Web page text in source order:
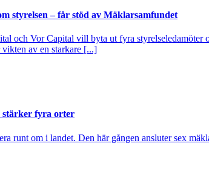
styrelsen – får stöd av Mäklarsamfundet
och Vor Capital vill byta ut fyra
av en starkare [...]
stärker fyra orter
runt om i landet. Den här gången ansluter sex